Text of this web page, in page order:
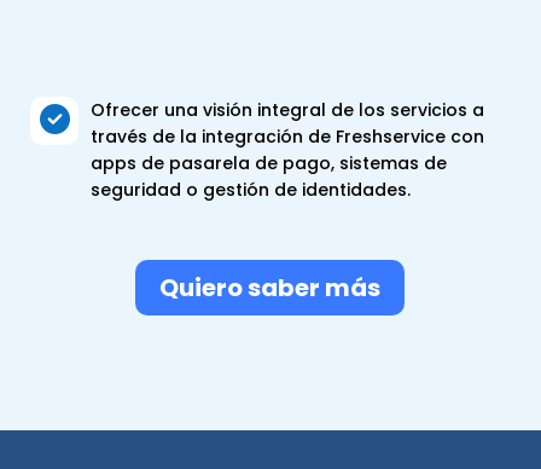

Ofrecer una visión integral de los servicios a
través de la integración de Freshservice con
apps de pasarela de pago, sistemas de
seguridad o gestión de identidades.
Quiero saber más